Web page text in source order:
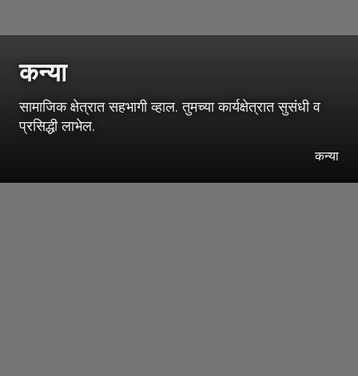
कन्या
सामाजिक क्षेत्रात सहभागी व्हाल. तुमच्या कार्यक्षेत्रात सुसंधी व
प्रसिद्धी लाभेल.
कन्या